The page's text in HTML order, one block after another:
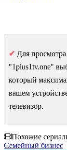
✔ Для
"1plus1tv.one"
который
вашем
телевизор.
Похожие
Семейный бизнес